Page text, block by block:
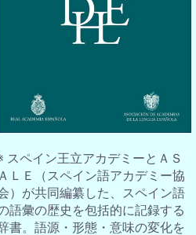
スペイン王立アカデミーとＡＳ
ＡＬＥ（スペイン語アカデミー協
）が共同編纂した、スペイン語
語彙の歴史を包括的に記録する
書。語源・形態・意味の変化を